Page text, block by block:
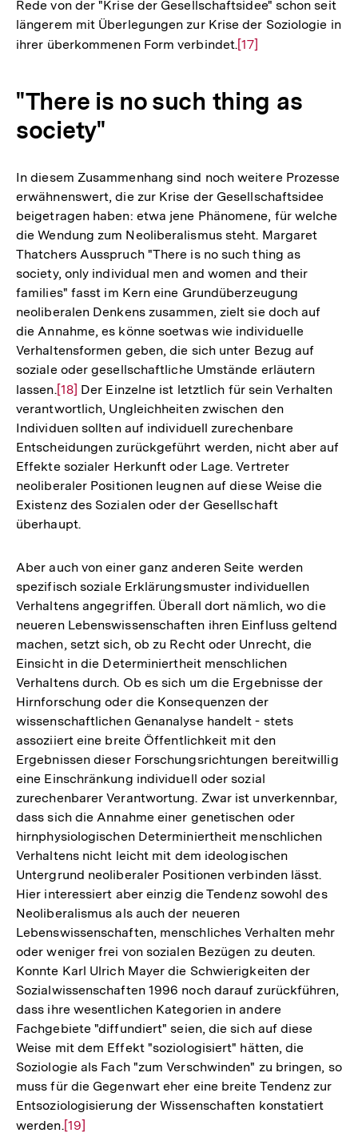
Rede von der "Krise der Gesellschaftsidee" schon seit
längerem mit Überlegungen zur Krise der Soziologie in
ihrer überkommenen Form verbindet.Zur
Fußnote
[17]
"There is no such thing as
society"
In diesem Zusammenhang sind noch weitere Prozesse
erwähnenswert, die zur Krise der Gesellschaftsidee
beigetragen haben: etwa jene Phänomene, für welche
die Wendung zum Neoliberalismus steht. Margaret
Thatchers Ausspruch "There is no such thing as
society, only individual men and women and their
families" fasst im Kern eine Grundüberzeugung
neoliberalen Denkens zusammen, zielt sie doch auf
die Annahme, es könne soetwas wie individuelle
Verhaltensformen geben, die sich unter Bezug auf
soziale oder gesellschaftliche Umstände erläutern
lassen.Zur
Auflösung
der
Fußnote
[18] Der Einzelne ist letztlich für sein Verhalten
verantwortlich, Ungleichheiten zwischen den
Individuen sollten auf individuell zurechenbare
Entscheidungen zurückgeführt werden, nicht aber auf
Effekte sozialer Herkunft oder Lage. Vertreter
neoliberaler Positionen leugnen auf diese Weise die
Existenz des Sozialen oder der Gesellschaft
überhaupt.
Aber auch von einer ganz anderen Seite werden
spezifisch soziale Erklärungsmuster individuellen
Verhaltens angegriffen. Überall dort nämlich, wo die
neueren Lebenswissenschaften ihren Einfluss geltend
machen, setzt sich, ob zu Recht oder Unrecht, die
Einsicht in die Determiniertheit menschlichen
Verhaltens durch. Ob es sich um die Ergebnisse der
Hirnforschung oder die Konsequenzen der
wissenschaftlichen Genanalyse handelt - stets
assoziiert eine breite Öffentlichkeit mit den
Ergebnissen dieser Forschungsrichtungen bereitwillig
eine Einschränkung individuell oder sozial
zurechenbarer Verantwortung. Zwar ist unverkennbar,
dass sich die Annahme einer genetischen oder
hirnphysiologischen Determiniertheit menschlichen
Verhaltens nicht leicht mit dem ideologischen
Untergrund neoliberaler Positionen verbinden lässt.
Hier interessiert aber einzig die Tendenz sowohl des
Neoliberalismus als auch der neueren
Lebenswissenschaften, menschliches Verhalten mehr
oder weniger frei von sozialen Bezügen zu deuten.
Konnte Karl Ulrich Mayer die Schwierigkeiten der
Sozialwissenschaften 1996 noch darauf zurückführen,
dass ihre wesentlichen Kategorien in andere
Fachgebiete "diffundiert" seien, die sich auf diese
Weise mit dem Effekt "soziologisiert" hätten, die
Soziologie als Fach "zum Verschwinden" zu bringen, so
muss für die Gegenwart eher eine breite Tendenz zur
Entsoziologisierung der Wissenschaften konstatiert
werden.Zur
[19]